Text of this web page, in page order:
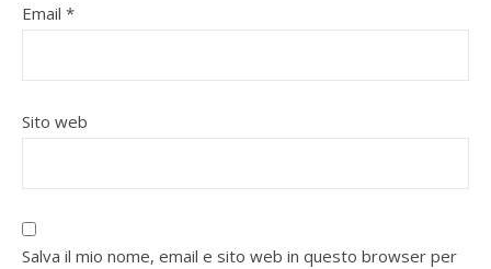
Email *
Sito web
Salva il mio nome, email e sito web in questo browser per